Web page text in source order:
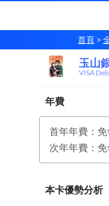
首頁
玉山
玉山
VISA
年費
首年年費：
次年年費：
本卡優勢分析